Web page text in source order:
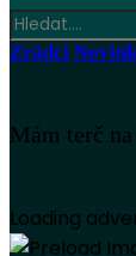
Zrádci
Mám terč
Loading